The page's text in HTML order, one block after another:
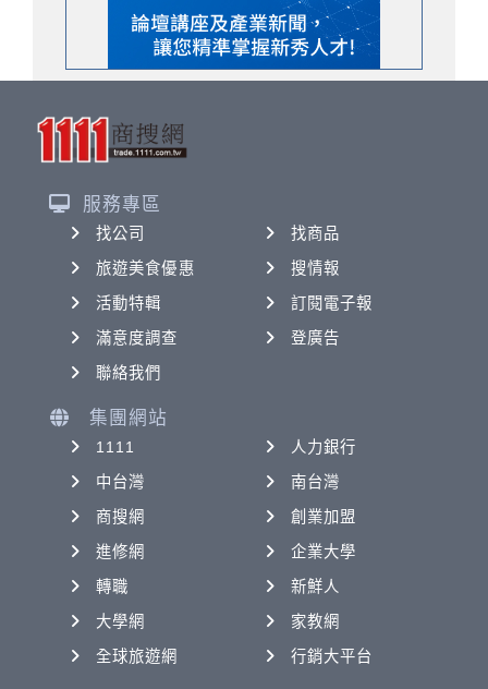
服務專區
找公司
找商品
旅遊美食優惠
搜情報
活動特輯
訂閱電子報
滿意度調查
登廣告
聯絡我們
集團網站
1111
人力銀行
中台灣
南台灣
商搜網
創業加盟
進修網
企業大學
轉職
新鮮人
大學網
家教網
全球旅遊網
行銷大平台